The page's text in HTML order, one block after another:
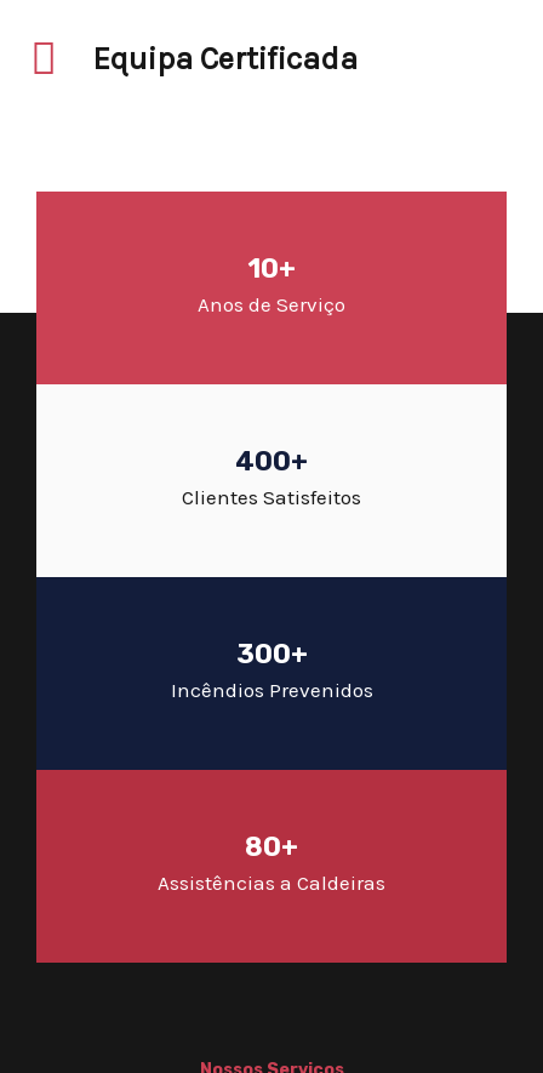
Equipa Certificada
10+
Anos de Serviço
400+
Clientes Satisfeitos
300+
Incêndios Prevenidos
80+
Assistências a Caldeiras